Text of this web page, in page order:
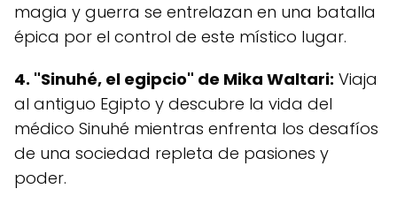
magia y guerra se entrelazan en una batalla
épica por el control de este místico lugar.
4. "Sinuhé, el egipcio" de Mika Waltari: Viaja
al antiguo Egipto y descubre la vida del
médico Sinuhé mientras enfrenta los desafíos
de una sociedad repleta de pasiones y
poder.